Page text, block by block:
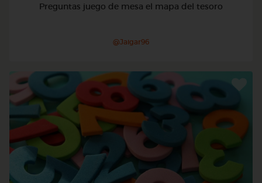
Preguntas juego de mesa el mapa del tesoro
@Jaigar96